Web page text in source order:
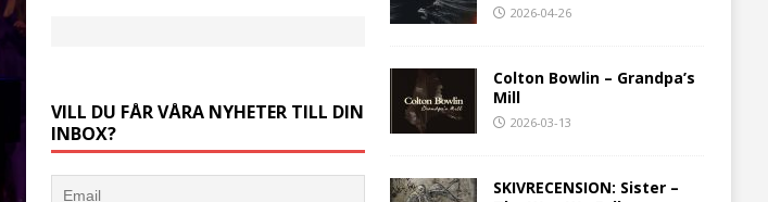
VILL DU FÅR VÅRA NYHETER TILL DIN
INBOX?
2026-04-26
Colton Bowlin – Grandpa’s
Mill
2026-03-13
SKIVRECENSION: Sister –